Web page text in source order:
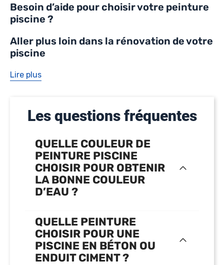
Besoin d’aide pour choisir votre peinture
piscine ?
Aller plus loin dans la rénovation de votre
piscine
Lire plus
Les questions fréquentes
QUELLE COULEUR DE
PEINTURE PISCINE
CHOISIR POUR OBTENIR
LA BONNE COULEUR
D’EAU ?
QUELLE PEINTURE
CHOISIR POUR UNE
PISCINE EN BÉTON OU
ENDUIT CIMENT ?